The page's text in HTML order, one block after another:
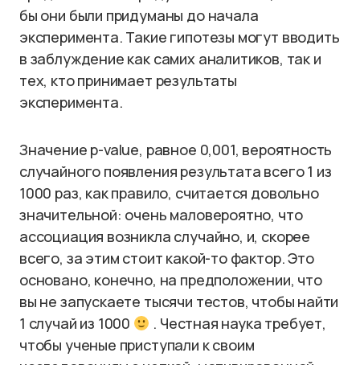
бы они были придуманы до начала
эксперимента. Такие гипотезы могут вводить
в заблуждение как самих аналитиков, так и
тех, кто принимает результаты
эксперимента.
Значение p-value, равное 0,001, вероятность
случайного появления результата всего 1 из
1000 раз, как правило, считается довольно
значительной: очень маловероятно, что
ассоциация возникла случайно, и, скорее
всего, за этим стоит какой-то фактор. Это
основано, конечно, на предположении, что
вы не запускаете тысячи тестов, чтобы найти
1 случай из 1000
. Честная наука требует,
чтобы ученые приступали к своим